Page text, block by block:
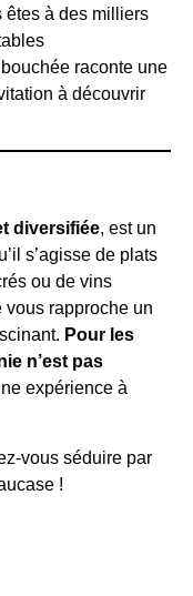
êtes à des milliers
raconte une
à découvrir
diversifiée, est un
s’agisse de plats
ou de vins
rapproche un
Pour les
n’est pas
expérience à
vous séduire par
!